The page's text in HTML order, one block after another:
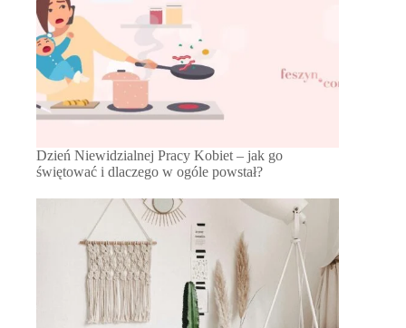
Dzień Niewidzialnej Pracy Kobiet – jak go
świętować i dlaczego w ogóle powstał?